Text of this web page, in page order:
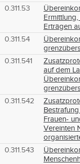
0.311.53
Erträgen
0.311.54
0.311.541
auf dem
0.311.542
Frauen-
Vereinten
0.311.543